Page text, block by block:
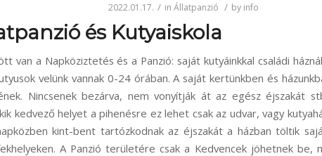
2022.01.17. / in Állatpanzió / by info
és Kutyaiskola
van a Napköziztetés és a Panzió: saját kutyáinkkal családi
velünk vannak 0-24 órában. A saját kertünkben és
Nincsenek bezárva, nem vonyítják át az egész éjszakát
kedvező helyet a pihenésre ez lehet csak az udvar, vagy
kint-bent tartózkodnak az éjszakát a házban töltik
A Panzió területére csak a Kedvencek jöhetnek be,